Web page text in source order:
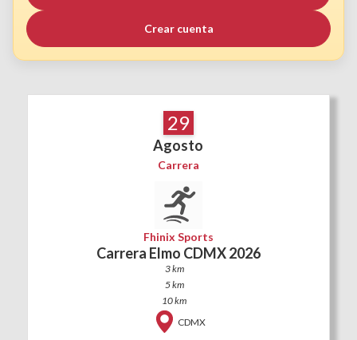
Crear cuenta
29
Agosto
Carrera
Fhinix Sports
Carrera Elmo CDMX 2026
3 km
5 km
10 km
CDMX